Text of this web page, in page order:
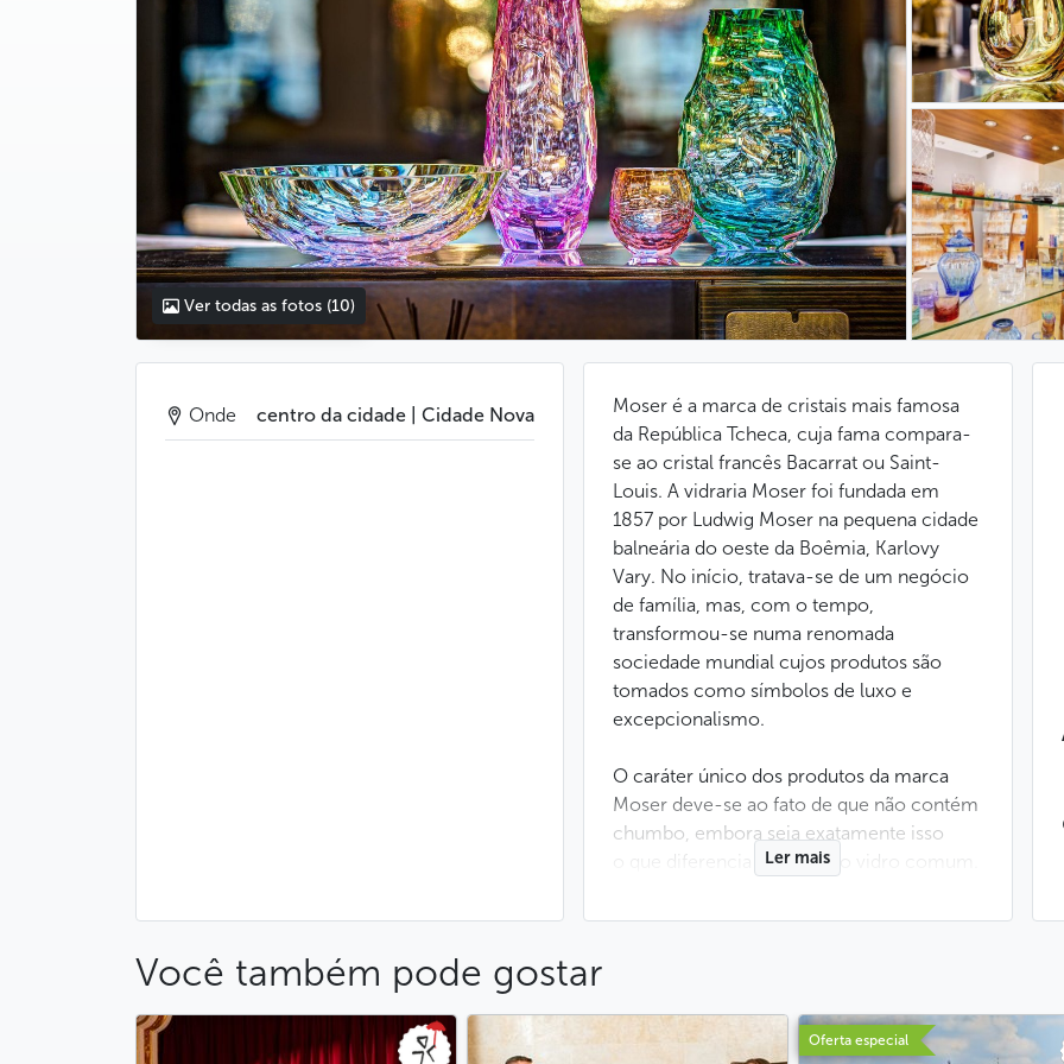
Ver todas as fotos (10)
Moser é a marca de cristais mais famosa
da República Tcheca, cuja fama compara-
se ao cristal francês Bacarrat ou Saint-
Louis. A vidraria Moser foi fundada em
1857 por Ludwig Moser na pequena cidade
balneária do oeste da Boêmia, Karlovy
Vary. No início, tratava-se de um negócio
de família, mas, com o tempo,
transformou-se numa renomada
sociedade mundial cujos produtos são
tomados como símbolos de luxo e
excepcionalismo.
O caráter único dos produtos da marca
Moser deve-se ao fato de que não contém
chumbo, embora seja exatamente isso
o que diferencia o cristal do vidro comum.
suavidade, luminosidade e à qualidade do
Ler mais
Onde centro da cidade | Cidade Nova
Você também pode gostar
Oferta especial